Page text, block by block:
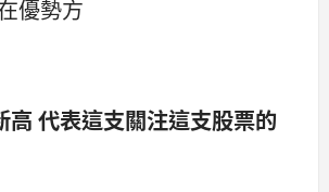
優勢方
高 代表這支關注這支股票的